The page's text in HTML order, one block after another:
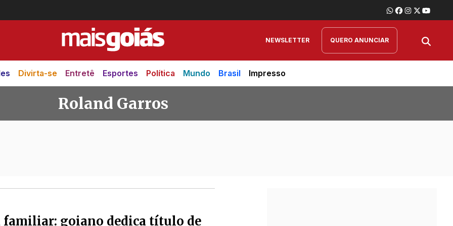
NEWSLETTER QUERO ANUNCIAR
Divirta-se Entretê Esportes Política Mundo Brasil Impresso
Roland Garros
familiar: goiano dedica título de